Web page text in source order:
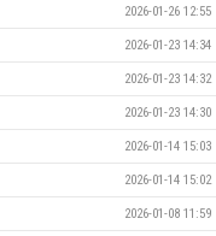
2026-01-26 12:55
2026-01-23 14:34
2026-01-23 14:32
2026-01-23 14:30
2026-01-14 15:03
2026-01-14 15:02
2026-01-08 11:59